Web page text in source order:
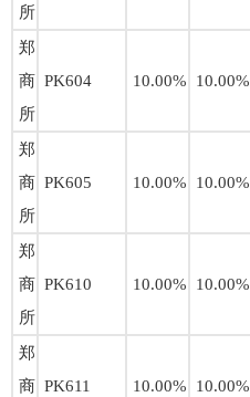
所
郑
商
所
PK604 10.00% 10.00%
郑
商
所
PK605 10.00% 10.00%
郑
商
所
PK610 10.00% 10.00%
郑
商 PK611 10.00% 10.00%